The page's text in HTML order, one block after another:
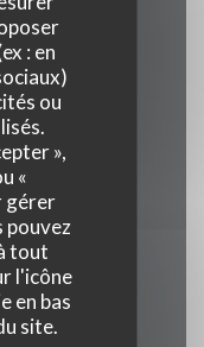
: en
ou
»,
«
gérer
pouvez
tout
l'icône
en bas
site.
Paiement
Mastercard,
Carte Bleue